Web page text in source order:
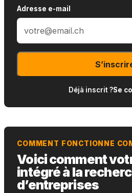
Adresse e-mail
Déjà inscrit ?Se
COMMENT FONCTIONNE
Voici comment
intégré à la
d’entreprises